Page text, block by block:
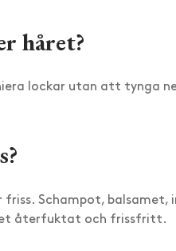
håret?
lockar utan att tynga
Schampot, balsamet,
återfuktat och frissfritt.